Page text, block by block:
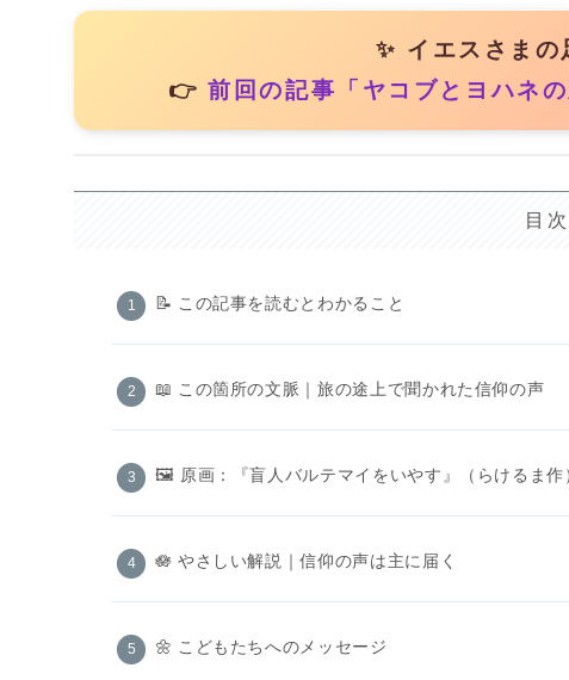
✨ イエスさまの
👉前回の記事「ヤコブとヨハネ
目次
📝 この記事を読むとわかること
📖 この箇所の文脈｜旅の途上で聞かれた信仰の声
🖼️ 原画：『盲人バルテマイをいやす』（らけるま作
🪷 やさしい解説｜信仰の声は主に届く
🌼 こどもたちへのメッセージ